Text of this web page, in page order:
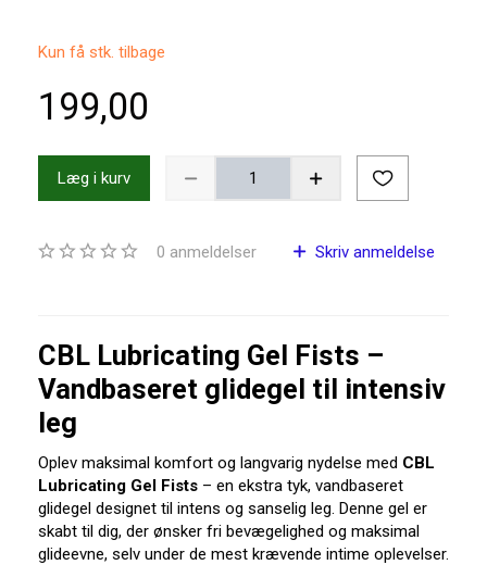
Kun få stk. tilbage
199,00
Læg i kurv
0 anmeldelser Skriv anmeldelse
CBL Lubricating Gel Fists –
Vandbaseret glidegel til intensiv
leg
Oplev maksimal komfort og langvarig nydelse med CBL
Lubricating Gel Fists – en ekstra tyk, vandbaseret
glidegel designet til intens og sanselig leg. Denne gel er
skabt til dig, der ønsker fri bevægelighed og maksimal
glideevne, selv under de mest krævende intime oplevelser.